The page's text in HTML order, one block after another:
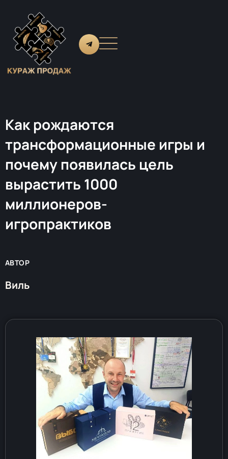
Как рождаются
трансформационные игры и
почему появилась цель
вырастить 1000
миллионеров-
игропрактиков
АВТОР
Виль